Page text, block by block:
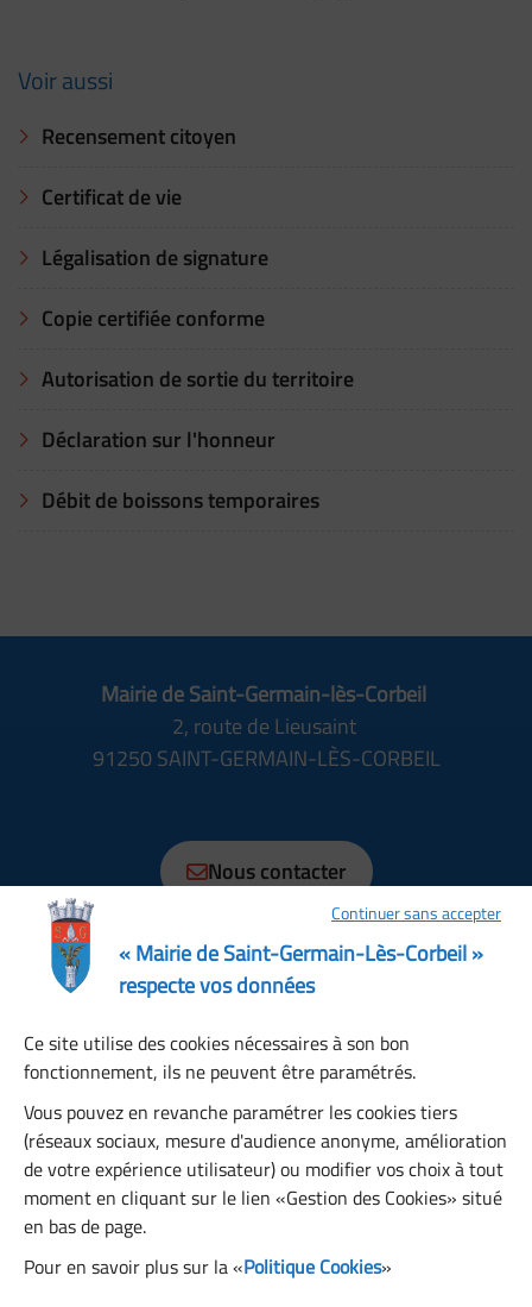
Voir aussi
Recensement citoyen
Certificat de vie
Légalisation de signature
Copie certifiée conforme
Autorisation de sortie du territoire
Déclaration sur l'honneur
Débit de boissons temporaires
Mairie de Saint-Germain-lès-Corbeil
2, route de Lieusaint
91250 SAINT-GERMAIN-LÈS-CORBEIL
Nous contacter
Lundi, Mardi, Jeudi, Vendredi : 08:30 à 12:15, 13:30 à
17:30
Samedi : 08:30 à 12:00
Dimanche : fermé
Restons connectés
S’abonner à la newsletter
FacebookInstagram
YouTubeLinkedIn
Continuer sans accepter
« Mairie de Saint-Germain-Lès-Corbeil »
respecte vos données
Ce site utilise des cookies nécessaires à son bon
fonctionnement, ils ne peuvent être paramétrés.
Vous pouvez en revanche paramétrer les cookies tiers
(réseaux sociaux, mesure d'audience anonyme, amélioration
de votre expérience utilisateur) ou modifier vos choix à tout
moment en cliquant sur le lien «Gestion des Cookies» situé
en bas de page.
Pour en savoir plus sur la «Politique Cookies»